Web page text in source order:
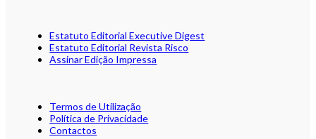
Estatuto Editorial Executive Digest
Estatuto Editorial Revista Risco
Assinar Edição Impressa
Termos de Utilização
Política de Privacidade
Contactos